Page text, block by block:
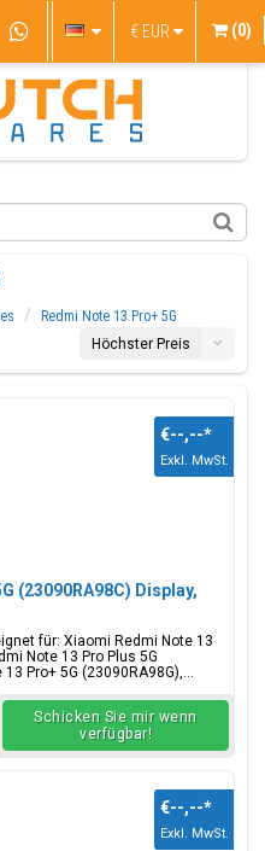
€ EUR (0)
Redmi Note 13 Pro+ 5G
Höchster Preis
(23090RA98C) Display,
für: Xiaomi Redmi Note 13
Note 13 Pro Plus 5G
Pro+ 5G (23090RA98G),...
€--,--*
Exkl. MwSt.
Schicken Sie mir wenn
verfügbar!
€--,--*
Exkl. MwSt.